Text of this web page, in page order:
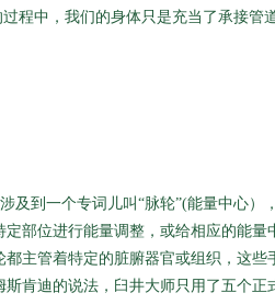
程中，我们的身体只是充当了承接管
及到一个专词儿叫“脉轮”(能量中心
定部位进行能量调整，或给相应的能
都主管着特定的脏腑器官或组织，这
斯肯迪的说法，臼井大师只用了五个